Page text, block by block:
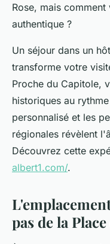
Rose, mais
authentique ?
Un séjour dans un
transforme votre
Proche du Capitole,
historiques au
personnalisé et les
régionales révèlent
Découvrez cette
albert1.com/.
pas de la